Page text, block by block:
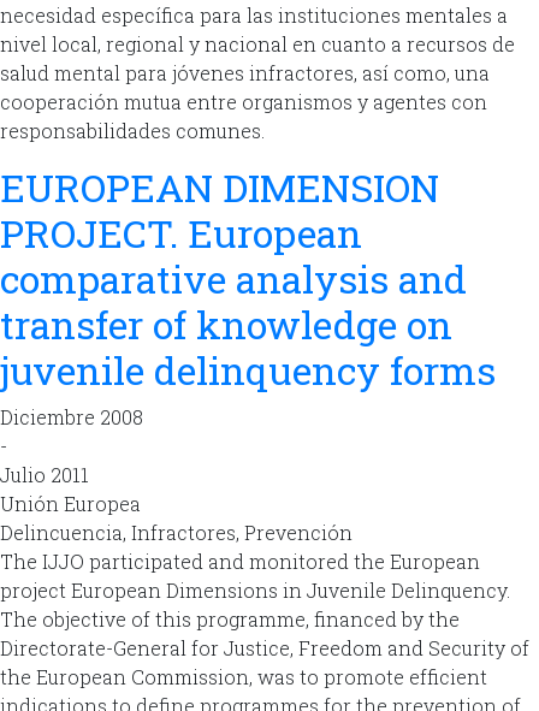
necesidad específica para las instituciones mentales a
nivel local, regional y nacional en cuanto a recursos de
salud mental para jóvenes infractores, así como, una
cooperación mutua entre organismos y agentes con
responsabilidades comunes.
EUROPEAN DIMENSION
PROJECT. European
comparative analysis and
transfer of knowledge on
juvenile delinquency forms
Diciembre 2008
-
Julio 2011
Unión Europea
Delincuencia, Infractores, Prevención
The IJJO participated and monitored the European
project European Dimensions in Juvenile Delinquency.
The objective of this programme, financed by the
Directorate-General for Justice, Freedom and Security of
the European Commission, was to promote efficient
indications to define programmes for the prevention of